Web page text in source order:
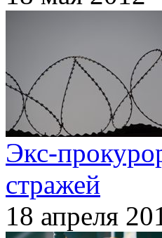
Экс-
стражей
18 апреля